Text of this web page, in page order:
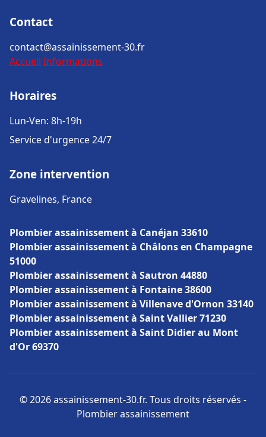
Contact
contact@assainissement-30.fr
Accueil Informations
Horaires
Lun-Ven: 8h-19h
Service d'urgence 24/7
Zone intervention
Gravelines, France
Plombier assainissement à Canéjan 33610
Plombier assainissement à Châlons en Champagne
51000
Plombier assainissement à Sautron 44880
Plombier assainissement à Fontaine 38600
Plombier assainissement à Villenave d'Ornon 33140
Plombier assainissement à Saint Vallier 71230
Plombier assainissement à Saint Didier au Mont
d'Or 69370
© 2026 assainissement-30.fr. Tous droits réservés -
Plombier assainissement